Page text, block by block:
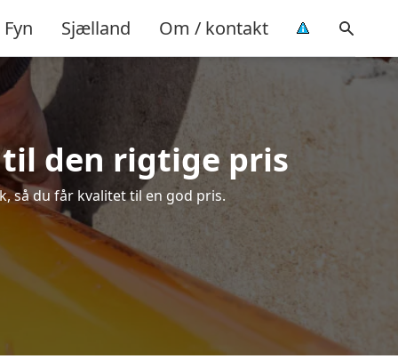
Fyn Sjælland Om / kontakt
den rigtige pris
så du får kvalitet til en god pris.